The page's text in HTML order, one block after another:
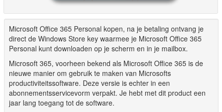
Microsoft Office 365 Personal kopen, na je betaling ontvang je
direct de Windows Store key waarmee je Microsoft Office 365
Personal kunt downloaden op je scherm en in je mailbox.
Microsoft 365, voorheen bekend als Microsoft Office 365 is de
nieuwe manier om gebruik te maken van Microsofts
productiviteitssoftware. Deze versie is echter in een
abonnementsservicevorm verpakt. Je hebt met dit product een
jaar lang toegang tot de software.